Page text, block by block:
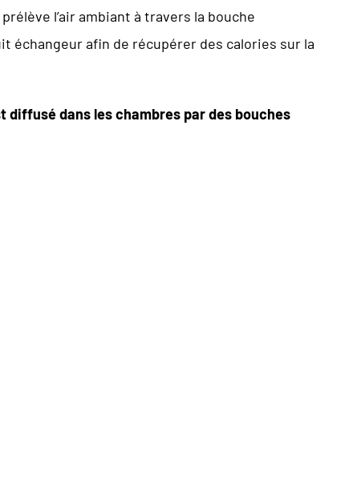
l’air ambiant à travers la bouche
échangeur afin de récupérer des calories sur la
diffusé dans leschambres par des bouches